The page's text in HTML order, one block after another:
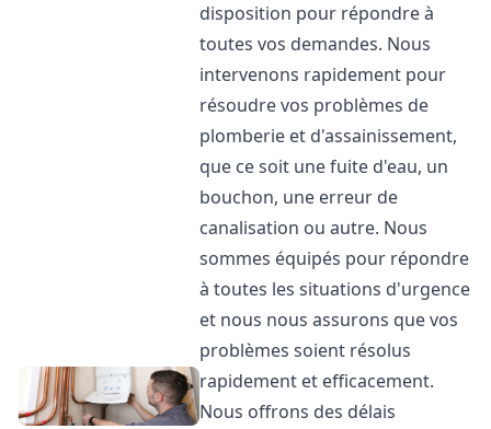
disposition pour répondre à
toutes vos demandes. Nous
intervenons rapidement pour
résoudre vos problèmes de
plomberie et d'assainissement,
que ce soit une fuite d'eau, un
bouchon, une erreur de
canalisation ou autre. Nous
sommes équipés pour répondre
à toutes les situations d'urgence
et nous nous assurons que vos
problèmes soient résolus
rapidement et efficacement.
Nous offrons des délais